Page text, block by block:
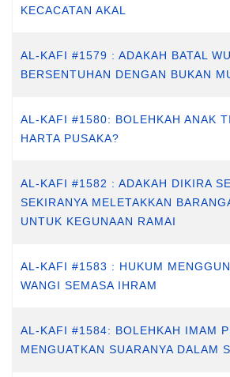
KECACATAN AKAL
AL-KAFI #1579 : ADAKAH BATAL
BERSENTUHAN DENGAN BUKAN
AL-KAFI #1580: BOLEHKAH ANAK
HARTA PUSAKA?
AL-KAFI #1582 : ADAKAH DIKIRA
SEKIRANYA MELETAKKAN
UNTUK KEGUNAAN RAMAI
AL-KAFI #1583 : HUKUM
WANGI SEMASA IHRAM
AL-KAFI #1584: BOLEHKAH IMAM
MENGUATKAN SUARANYA DALAM